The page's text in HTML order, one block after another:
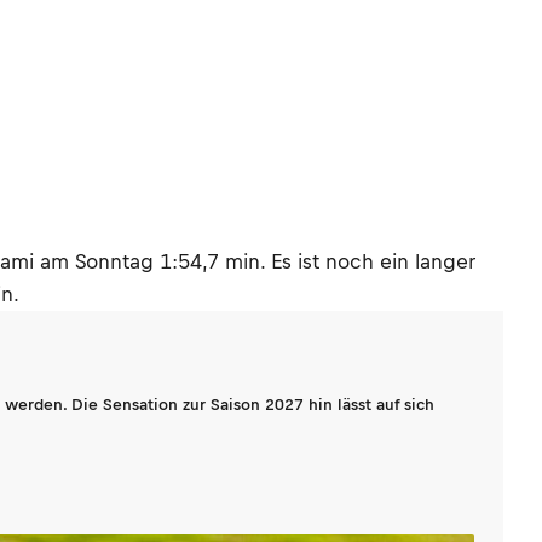
am Sonntag 1:54,7 min. Es ist noch ein langer
Die Sensation zur Saison 2027 hin lässt auf sich